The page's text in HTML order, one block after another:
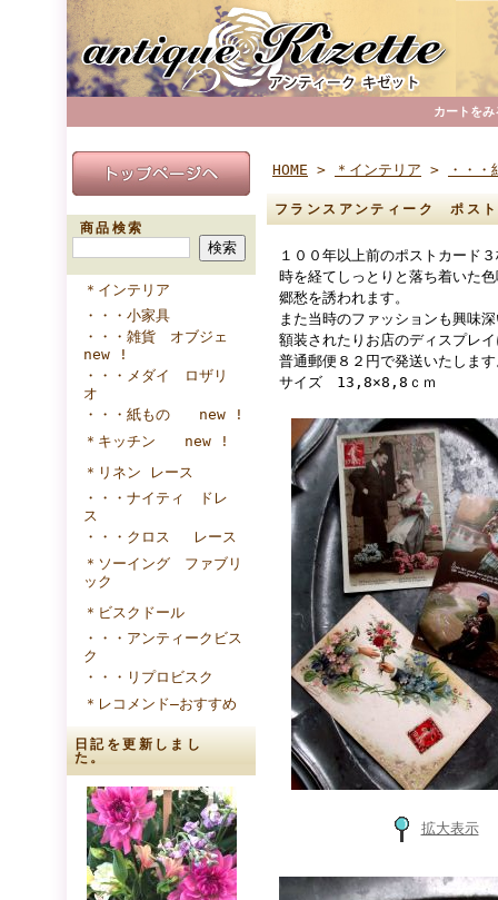
カートをみ
商品検索
＊インテリア
・・・小家具
・・・雑貨 オブジェ
new !
・・・メダイ ロザリ
オ
・・・紙もの new !
＊キッチン new !
＊リネン レース
・・・ナイティ ドレ
ス
・・・クロス レース
＊ソーイング ファブリ
ック
＊ビスクドール
・・・アンティークビス
ク
・・・リプロビスク
＊レコメンド―おすすめ
日記を更新しまし
た。
HOME > ＊インテリア > ・・
フランスアンティーク ポス
１００年以上前のポストカード
時を経てしっとりと落ち着いた
郷愁を誘われます。
また当時のファッションも興味
額装されたりお店のディスプレ
普通郵便８２円で発送いたしま
サイズ 13,8×8,8ｃｍ
拡大表示